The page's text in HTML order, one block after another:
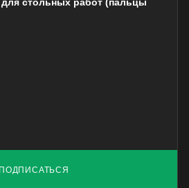
ПОДПИСАТЬСЯ